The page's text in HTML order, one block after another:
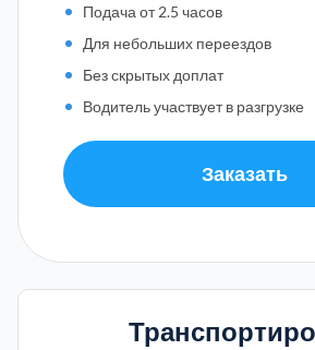
Подача от 2.5 часов
Для небольших переездов
Без скрытых доплат
Водитель участвует в разгрузке
Заказать